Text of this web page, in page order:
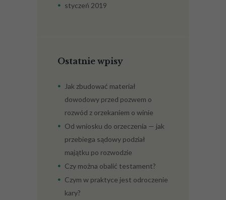
styczeń 2019
Ostatnie wpisy
Jak zbudować materiał
dowodowy przed pozwem o
rozwód z orzekaniem o winie
Od wniosku do orzeczenia — jak
przebiega sądowy podział
majątku po rozwodzie
Czy można obalić testament?
Czym w praktyce jest odroczenie
kary?